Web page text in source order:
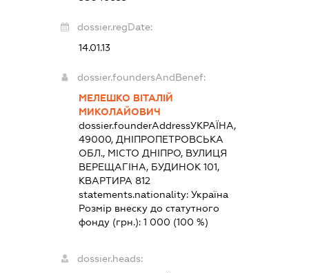
dossier.regDate:
14.01.13
dossier.foundersAndBenef:
МЕЛЕШКО ВІТАЛІЙ
МИКОЛАЙОВИЧ
dossier.founderAddressУКРАЇНА,
49000, ДНІПРОПЕТРОВСЬКА
ОБЛ., МІСТО ДНІПРО, ВУЛИЦЯ
ВЕРЕЩАГІНА, БУДИНОК 101,
КВАРТИРА 812
statements.nationality:Україна
Розмір внеску до статутного
фонду (грн.):1 000 (100 %)
dossier.heads: